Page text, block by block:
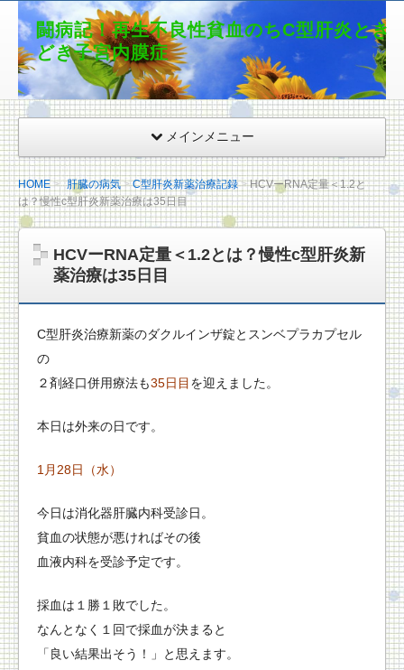
闘病記！再生不良性貧血のちC型肝炎とき
どき子宮内膜症
メインメニュー
HOME 肝臓の病気 C型肝炎新薬治療記録
HCVーRNA定量＜1.2と
は？慢性c型肝炎新薬治療は35日目
HCVーRNA定量＜1.2とは？慢性c型肝炎新
薬治療は35日目
C型肝炎治療新薬のダクルインザ錠とスンベプラカプセル
の
２剤経口併用療法も35日目 を迎えました。
本日は外来の日です。
1月28日（水）
今日は消化器肝臓内科受診日。
貧血の状態が悪ければその後
血液内科を受診予定です。
採血は１勝１敗でした。
なんとなく１回で採血が決まると
「良い結果出そう！」と思えます。